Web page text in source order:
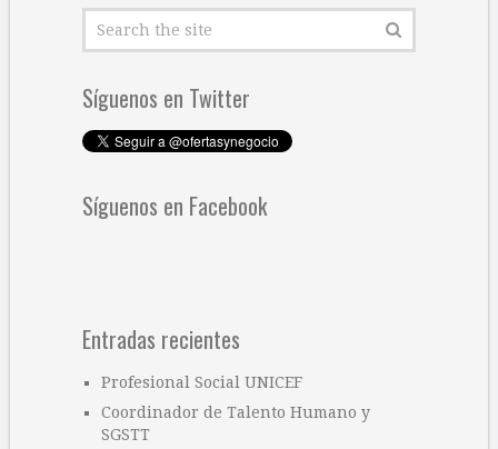
Síguenos en Twitter
Síguenos en Facebook
Entradas recientes
Profesional Social UNICEF
Coordinador de Talento Humano y
SGSTT